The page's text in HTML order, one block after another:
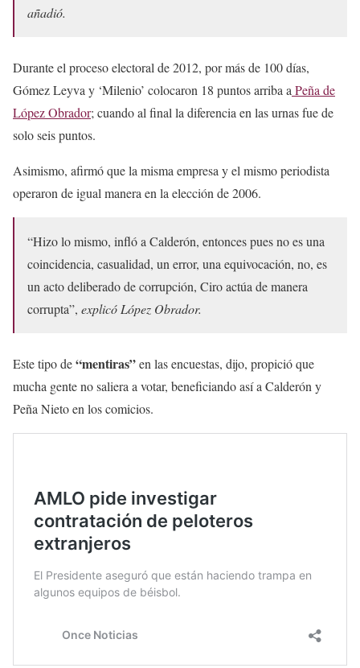
añadió.
Durante el proceso electoral de 2012, por más de 100 días,
Gómez Leyva y ‘Milenio’ colocaron 18 puntos arriba a Peña de
López Obrador; cuando al final la diferencia en las urnas fue de
solo seis puntos.
Asimismo, afirmó que la misma empresa y el mismo periodista
operaron de igual manera en la elección de 2006.
“Hizo lo mismo, infló a Calderón, entonces pues no es una
coincidencia, casualidad, un error, una equivocación, no, es
un acto deliberado de corrupción, Ciro actúa de manera
corrupta”, explicó López Obrador.
Este tipo de“mentiras”en las encuestas, dijo, propició que
mucha gente no saliera a votar, beneficiando así a Calderón y
Peña Nieto en los comicios.